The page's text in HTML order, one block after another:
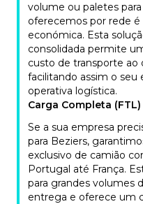
volume ou paletes
oferecemos por rede
económica. Esta
consolidada permite
custo de transporte ao
facilitando assim o seu
operativa logística.
Carga Completa
Se a sua empresa
para Beziers,
exclusivo de camião
Portugal até França.
para grandes volumes
entrega e oferece um